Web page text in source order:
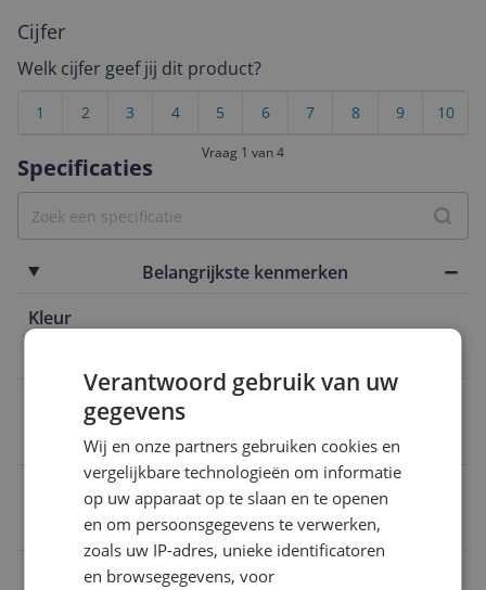
Specificaties
Belangrijkste kenmerken
Kleur
Extra grote toetsen
Antwoordapparaat
Type verbinding
Cijfer
Welk cijfer geef jij dit product?
10
9
8
7
6
5
4
3
2
1
Vraag 1 van 4
Verantwoord gebruik van uw
gegevens
Wij en onze partners gebruiken cookies en
vergelijkbare technologieën om informatie
op uw apparaat op te slaan en te openen
en om persoonsgegevens te verwerken,
zoals uw IP-adres, unieke identificatoren
en browsegegevens, voor